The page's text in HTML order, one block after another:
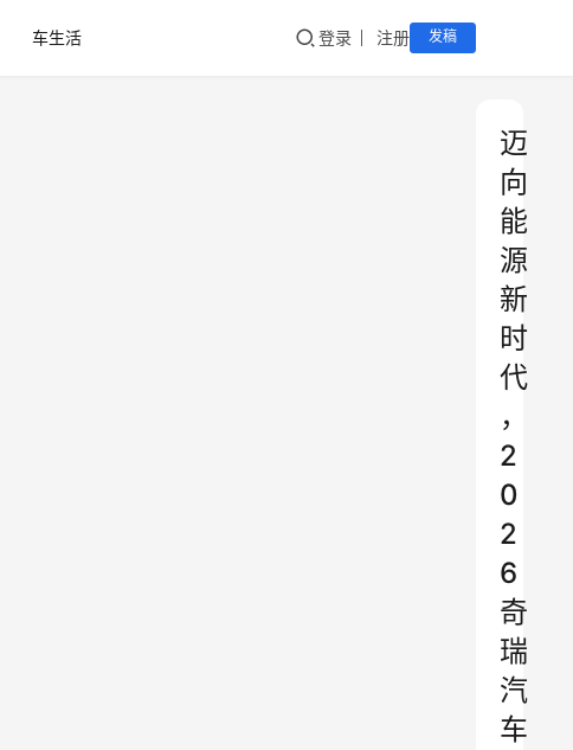
车生活 登录 注册 发稿
迈
向
能
源
新
时
代
，
2
0
2
6
奇
瑞
汽
车